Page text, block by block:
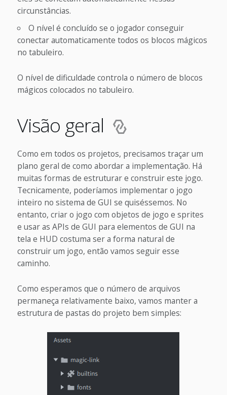
circunstâncias.
O nível é concluído se o jogador conseguir
conectar automaticamente todos os blocos mágicos
no tabuleiro.
O nível de dificuldade controla o número de blocos
mágicos colocados no tabuleiro.
Visão geral
Como em todos os projetos, precisamos traçar um
plano geral de como abordar a implementação. Há
muitas formas de estruturar e construir este jogo.
Tecnicamente, poderíamos implementar o jogo
inteiro no sistema de GUI se quiséssemos. No
entanto, criar o jogo com objetos de jogo e sprites
e usar as APIs de GUI para elementos de GUI na
tela e HUD costuma ser a forma natural de
construir um jogo, então vamos seguir esse
caminho.
Como esperamos que o número de arquivos
permaneça relativamente baixo, vamos manter a
estrutura de pastas do projeto bem simples: